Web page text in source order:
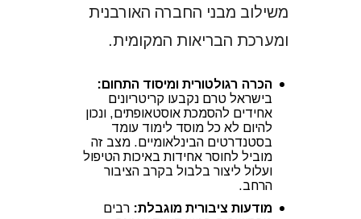
משילוב מבני החברה האורבנית
ומערכת הבריאות המקומית.
הכרה רגולטורית ומיסוד התחום:
בישראל טרם נקבעו קריטריונים
אחידים להסמכת אוסטאופתים, ונכון
להיום לא כל מוסד לימוד עומד
בסטנדרטים הבינלאומיים. מצב זה
מוביל לחוסר אחידות באיכות הטיפול
ועלול ליצור בלבול בקרב הציבור
הרחב.
מודעות ציבורית מוגבלת: רבים